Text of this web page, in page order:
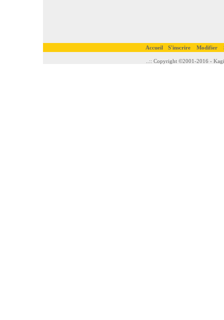
Accueil S'inscrire Modifier
..:: Copyright ©2001-2016 -